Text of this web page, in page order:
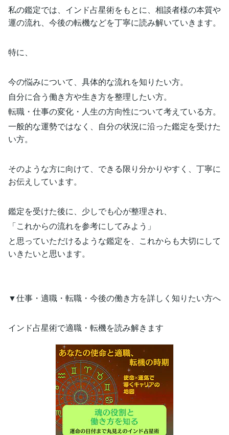
私の鑑定では、インド占星術をもとに、相談者様の本質や
運の流れ、今後の転機などを丁寧に読み解いていきます。
特に、
今の悩みについて、具体的な流れを知りたい方。
自分に合う働き方や生き方を整理したい方。
転職・仕事の変化・人生の方向性について考えている方。
一般的な運勢ではなく、自分の状況に沿った鑑定を受けた
い方。
そのような方に向けて、できる限り分かりやすく、丁寧に
お伝えしています。
鑑定を受けた後に、少しでも心が整理され、
「これからの流れを参考にしてみよう」
と思っていただけるような鑑定を、これからも大切にして
いきたいと思います。
▼仕事・適職・転職・今後の働き方を詳しく知りたい方へ
インド占星術で適職・転機を読み解きます